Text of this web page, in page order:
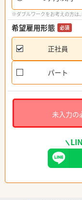
※ダブルワークをお考えの方は
希望雇用形態 必須
正社員
パート
未入力の